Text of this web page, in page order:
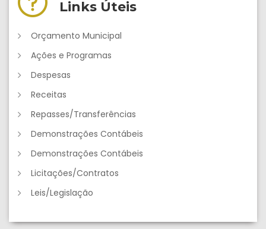
Links Úteis
Orçamento Municipal
Ações e Programas
Despesas
Receitas
Repasses/Transferências
Demonstrações Contábeis
Demonstrações Contábeis
Licitações/Contratos
Leis/Legislação